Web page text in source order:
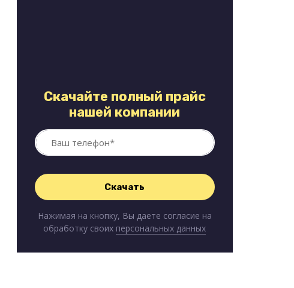
Скачайте полный прайс
нашей компании
Нажимая на кнопку, Вы даете согласие на
обработку своих персональных данных